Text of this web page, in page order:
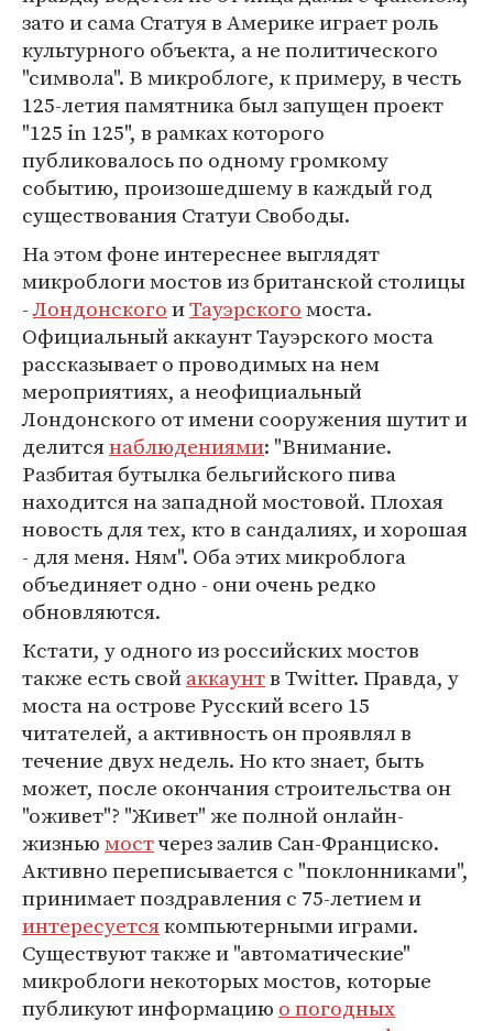
зато и сама Статуя в Америке играет роль
культурного объекта, а не политического
"символа". В микроблоге, к примеру, в честь
125-летия памятника был запущен проект
"125 in 125", в рамках которого
публиковалось по одному громкому
событию, произошедшему в каждый год
существования Статуи Свободы.
На этом фоне интереснее выглядят
микроблоги мостов из британской столицы
-ЛондонскогоиТауэрскогомоста.
Официальный аккаунт Тауэрского моста
рассказывает о проводимых на нем
мероприятиях, а неофициальный
Лондонского от имени сооружения шутит и
делитсянаблюдениями: "Внимание.
Разбитая бутылка бельгийского пива
находится на западной мостовой. Плохая
новость для тех, кто в сандалиях, и хорошая
- для меня. Ням". Оба этих микроблога
объединяет одно - они очень редко
обновляются.
Кстати, у одного из российских мостов
также есть свойаккаунтв Twitter. Правда, у
моста на острове Русский всего 15
читателей, а активность он проявлял в
течение двух недель. Но кто знает, быть
может, после окончания строительства он
"оживет"? "Живет" же полной онлайн-
жизньюмостчерез залив Сан-Франциско.
Активно переписывается с "поклонниками",
принимает поздравления с 75-летием и
интересуетсякомпьютерными играми.
Существуют также и "автоматические"
микроблоги некоторых мостов, которые
публикуют информацию о погодных